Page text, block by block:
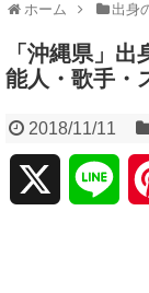
ホーム 出身
「沖縄県」
能人・歌手・
2018/11/11